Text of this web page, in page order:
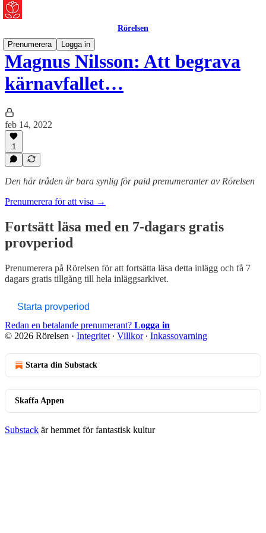
Rörelsen
Prenumerera
Logga in
Magnus Nilsson: Att begrava
kärnavfallet…
feb 14, 2022
1
Den här tråden är bara synlig för paid prenumeranter av Rörelsen
Prenumerera för att visa →
Fortsätt läsa med en 7-dagars gratis
provperiod
Prenumerera på Rörelsen för att fortsätta läsa detta inlägg och få 7
dagars gratis tillgång till hela inläggsarkivet.
Starta provperiod
Redan en betalande prenumerant? Logga in
© 2026 Rörelsen · Integritet ∙ Villkor∙ Inkassovarning
Starta din Substack
Skaffa Appen
Substack är hemmet för fantastisk kultur